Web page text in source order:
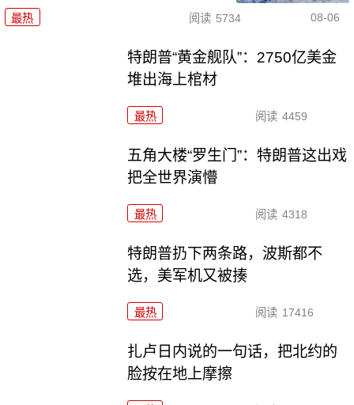
最热 阅读 5734 08-06
特朗普“黄金舰队”：2750亿美金
堆出海上棺材
最热 阅读 4459
五角大楼“罗生门”：特朗普这出戏
把全世界演懵
最热 阅读 4318
特朗普扔下两条路，波斯都不
选，美军机又被揍
最热 阅读 17416
扎卢日内说的一句话，把北约的
脸按在地上摩擦